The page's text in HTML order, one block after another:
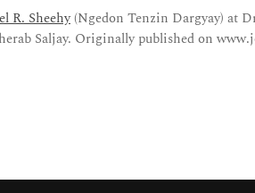
R. Sheehy(Ngedon Tenzin Dargyay) at
Saljay. Originally published on